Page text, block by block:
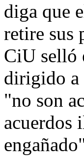
diga que
retire sus
CiU selló
dirigido a
"no son
acuerdos